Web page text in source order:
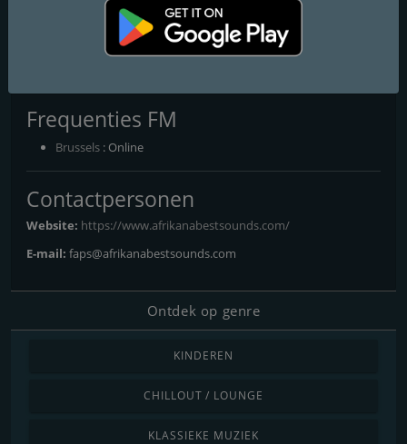
connection between body and sound. Afrikana Radio – Afrohouse
Club Session captures the pulse of African electronic music
scenes, from underground vibes to global club culture. It is the
Frequenties FM
Brussels : Online
Contactpersonen
Website: https://www.afrikanabestsounds.com/
E-mail: faps@afrikanabestsounds.com
Ontdek op genre
KINDEREN
CHILLOUT / LOUNGE
KLASSIEKE MUZIEK